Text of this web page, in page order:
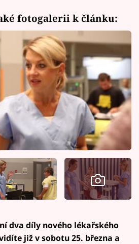
fotogalerii k článku:
dva díly nového lékařského
již v sobotu 25. března a